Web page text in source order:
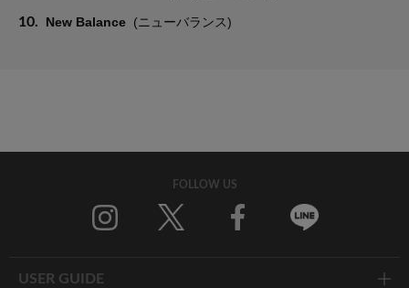
10. New Balance (ニューバランス)
FOLLOW US
USER GUIDE